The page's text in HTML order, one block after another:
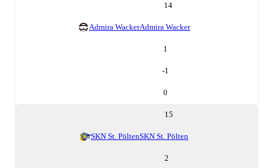
14
Admira WackerAdmira Wacker
1
-1
0
15
SKN St. PöltenSKN St. Pölten
2